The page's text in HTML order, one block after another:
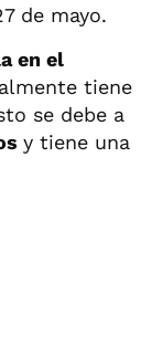
de mayo.
en el
tiene
se debe a
y tiene una